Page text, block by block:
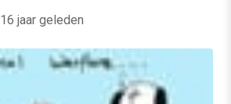
16 jaar geleden